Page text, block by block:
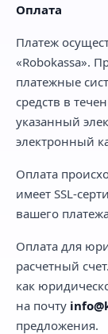
Оплата
Платеж
«Robokassa».
платежные
средств в
указанный
электронный
Оплата
имеет SSL-
вашего
Оплата для
расчетный
как
на почту
предложения.